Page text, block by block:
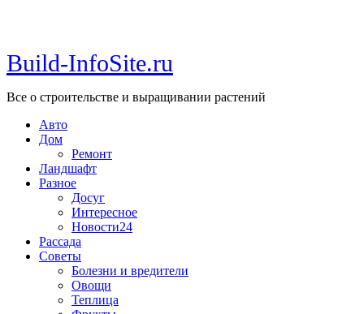
Build-InfoSite.ru
Все о строительстве и выращивании растений
Авто
Дом
Ремонт
Ландшафт
Разное
Досуг
Интересное
Новости24
Рассада
Советы
Болезни и вредители
Овощи
Теплица